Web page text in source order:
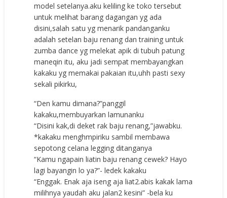
model setelanya.aku keliling ke toko tersebut
untuk melihat barang dagangan yg ada
disini,salah satu yg menarik pandanganku
adalah setelan baju renang dan training untuk
zumba dance yg melekat apik di tubuh patung
maneqin itu, aku jadi sempat membayangkan
kakaku yg memakai pakaian itu,uhh pasti sexy
sekali pikirku,
“Den kamu dimana?”panggil
kakaku,membuyarkan lamunanku
“Disini kak,di deket rak baju renang,”jawabku.
*kakaku menghmpiriku sambil membawa
sepotong celana legging ditanganya
“Kamu ngapain liatin baju renang cewek? Hayo
lagi bayangin lo ya?”- ledek kakaku
“Enggak. Enak aja iseng aja liat2.abis kakak lama
milihnya yaudah aku jalan2 kesini” -bela ku